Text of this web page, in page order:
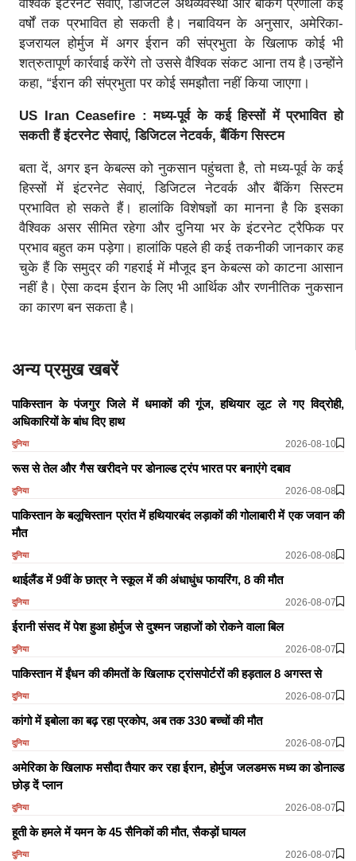
वैश्विक इंटरनेट सेवाएं, डिजिटल अर्थव्यवस्था और बैंकिंग प्रणाली कई
वर्षों तक प्रभावित हो सकती है। नबावियन के अनुसार, अमेरिका-
इजरायल होर्मुज में अगर ईरान की संप्रभुता के खिलाफ कोई भी
शत्रुतापूर्ण कार्रवाई करेंगे तो उससे वैश्विक संकट आना तय है।उन्होंने
कहा, “ईरान की संप्रभुता पर कोई समझौता नहीं किया जाएगा।
US Iran Ceasefire : मध्य-पूर्व के कई हिस्सों में प्रभावित हो
सकती हैं इंटरनेट सेवाएं, डिजिटल नेटवर्क, बैंकिंग सिस्टम
बता दें, अगर इन केबल्स को नुकसान पहुंचता है, तो मध्य-पूर्व के कई
हिस्सों में इंटरनेट सेवाएं, डिजिटल नेटवर्क और बैंकिंग सिस्टम
प्रभावित हो सकते हैं। हालांकि विशेषज्ञों का मानना है कि इसका
वैश्विक असर सीमित रहेगा और दुनिया भर के इंटरनेट ट्रैफिक पर
प्रभाव बहुत कम पड़ेगा। हालांकि पहले ही कई तकनीकी जानकार कह
चुके हैं कि समुद्र की गहराई में मौजूद इन केबल्स को काटना आसान
नहीं है। ऐसा कदम ईरान के लिए भी आर्थिक और रणनीतिक नुकसान
का कारण बन सकता है।
अन्य प्रमुख खबरें
पाकिस्तान के पंजगुर जिले में धमाकों की गूंज, हथियार लूट ले गए विद्रोही,
अधिकारियों के बांध दिए हाथ
दुनिया 2026-08-10
रूस से तेल और गैस खरीदने पर डोनाल्ड ट्रंप भारत पर बनाएंगे दबाव
दुनिया 2026-08-08
पाकिस्तान के बलूचिस्तान प्रांत में हथियारबंद लड़ाकों की गोलाबारी में एक जवान की
मौत
दुनिया 2026-08-08
थाईलैंड में 9वीं के छात्र ने स्कूल में की अंधाधुंध फायरिंग, 8 की मौत
दुनिया 2026-08-07
ईरानी संसद में पेश हुआ होर्मुज से दुश्मन जहाजों को रोकने वाला बिल
दुनिया 2026-08-07
पाकिस्तान में ईंधन की कीमतों के खिलाफ ट्रांसपोर्टरों की हड़ताल 8 अगस्त से
दुनिया 2026-08-07
कांगो में इबोला का बढ़ रहा प्रकोप, अब तक 330 बच्चों की मौत
दुनिया 2026-08-07
अमेरिका के खिलाफ मसौदा तैयार कर रहा ईरान, होर्मुज जलडमरू मध्य का डोनाल्ड
छोड़ दें प्लान
दुनिया 2026-08-07
हूती के हमले में यमन के 45 सैनिकों की मौत, सैकड़ों घायल
दुनिया 2026-08-07